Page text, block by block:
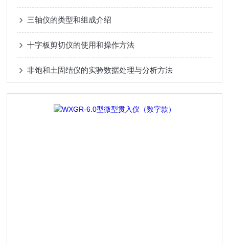
三轴仪的类型和组成介绍
十字板剪切仪的使用和操作方法
非饱和土固结仪的实验数据处理与分析方法